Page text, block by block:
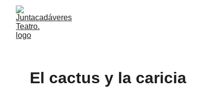
El cactus y la caricia